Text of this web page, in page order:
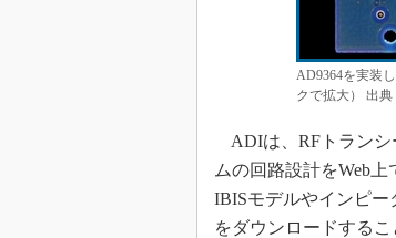
AD9364を実装
クで拡大） 出
ADIは、RFトランシ
ムの回路設計をWeb
IBISモデルやインピ
をダウンロードする